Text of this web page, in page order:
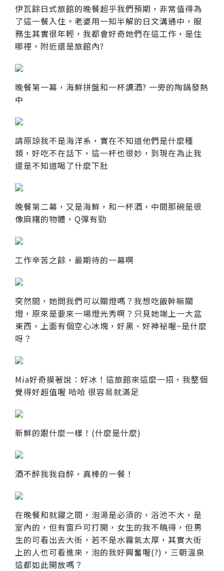
伊瓦餘日式旅館的晚餐超乎我們預期，非常值得為
了這一餐入住。老婆用一知半解的日文溝通中，服
務生其實很年輕，我都會好奇她們在這工作，是住
哪裡，附近還是旅館內?
晚餐第一幕，海鮮拼盤和一杯調酒? 一旁的陶鍋發熱
中
請原諒我不是海洋系，實在不知道他們是什麼種
類，好吃不在話下，這一杯也很妙，到現在為止我
還是不知道喝了什麼下肚
晚餐第二幕，又是海鮮，和一杯酒，中間那碗是很
像麻糬的物體，Q彈有勁
工作辛苦之餘，最期待的一幕啊
突然間，她問我們可以關燈嗎？我想吃飯幹嘛關
燈，原來是要來一場燈光秀啊？只見她端上一大盆
東西，上面有個空心冰塊，好黑、好神祕喔~是什麼
呀？
Mia好奇摸著說：好冰！這旅館來這麼一招，我整個
覺得好超值喔 哈哈 很容易就滿足
新鮮的跟什麼一樣！(什麼是什麼)
酒不醉我我自醉，真棒的一餐！
在晚餐和就寢之間，泡湯是必須的，浴池不大，是
室內的，但有窗戶可打開，女生的我不曉得，但男
生的可看出去大街，若不是水霧氣太厚，其實大街
上的人也可看進來，泡的我好興奮喔(?)，三朝溫泉
這都如此開放嗎？